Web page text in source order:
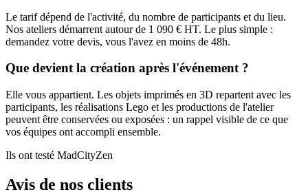
Le tarif dépend de l'activité, du nombre de participants et du lieu.
Nos ateliers démarrent autour de 1 090 € HT. Le plus simple :
demandez votre devis, vous l'avez en moins de 48h.
Que devient la création après l'événement ?
Elle vous appartient. Les objets imprimés en 3D repartent avec les
participants, les réalisations Lego et les productions de l'atelier
peuvent être conservées ou exposées : un rappel visible de ce que
vos équipes ont accompli ensemble.
Ils ont testé MadCityZen
Avis de nos clients